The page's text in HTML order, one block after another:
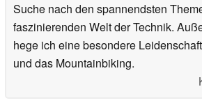
Suche nach den spannendsten
faszinierenden Welt der Technik.
hege ich eine besondere
und das Mountainbiking.